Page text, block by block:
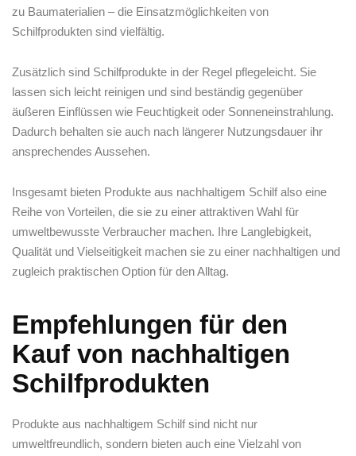
zu Baumaterialien – die Einsatzmöglichkeiten⁢ von
Schilfprodukten ​sind vielfältig.
Zusätzlich sind Schilfprodukte in der Regel‍ pflegeleicht. Sie
lassen sich leicht reinigen‌ und sind beständig gegenüber
äußeren Einflüssen wie Feuchtigkeit oder Sonneneinstrahlung.
Dadurch behalten sie auch nach längerer Nutzungsdauer ihr
ansprechendes Aussehen.
Insgesamt‌ bieten Produkte aus nachhaltigem Schilf ‌also eine
Reihe von Vorteilen, die sie zu einer attraktiven Wahl für
umweltbewusste Verbraucher​ machen. Ihre Langlebigkeit,​
Qualität und‍ Vielseitigkeit machen sie zu einer ⁣nachhaltigen und
zugleich praktischen Option ​für den Alltag.
Empfehlungen⁢ für den
Kauf von ‍nachhaltigen
Schilfprodukten
Produkte​ aus nachhaltigem Schilf sind nicht nur
umweltfreundlich, sondern bieten auch eine Vielzahl von